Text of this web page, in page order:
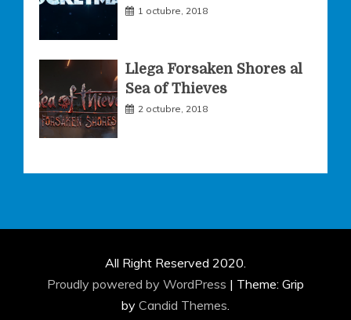
1 octubre, 2018
Llega Forsaken Shores al
Sea of Thieves
2 octubre, 2018
All Right Reserved 2020.
Proudly powered by WordPress | Theme: Grip
by Candid Themes.